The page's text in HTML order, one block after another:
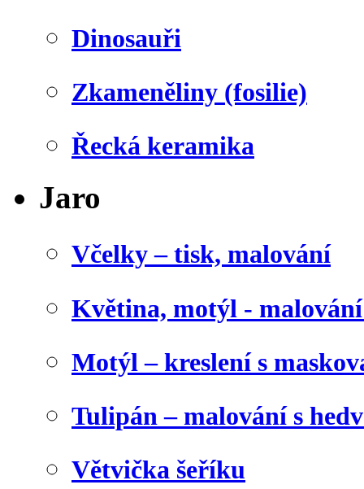
Dinosauři
Zkameněliny (fosilie)
Řecká keramika
Jaro
Včelky – tisk, malování
Květina, motýl -
Motýl – kreslení s
Tulipán – malování s
Větvička šeříku